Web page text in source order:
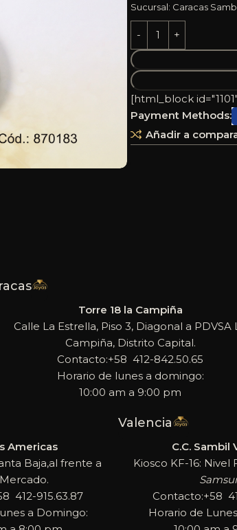
Sucursal: Caracas
Añadir a
[html_block
Payment Methods:
Torre 18 la Campiña
Calle La Estrella, Piso 3, Diagonal a PDVSA
Campiña, Distrito Capital.
Contacto:+58 412-842.50.65
Horario de lunes a domingo:
10:00 am a 9:00 pm
Americas
Baja,al frente a
412-915.63.87
a Domingo:
Valencia
C.C. Sambil
Kiosco KF-16: Nivel
Contacto:+58
Horario de